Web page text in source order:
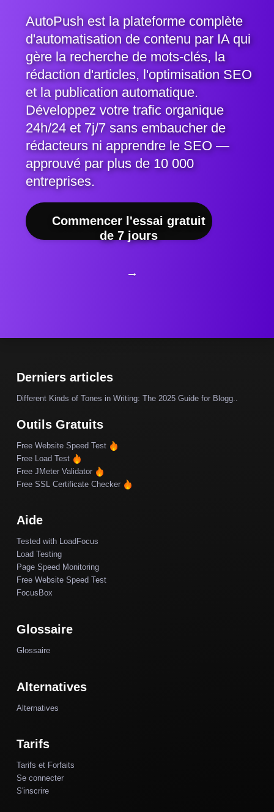
AutoPush est la plateforme complète
d'automatisation de contenu par IA qui
gère la recherche de mots-clés, la
rédaction d'articles, l'optimisation SEO
et la publication automatique.
Développez votre trafic organique
24h/24 et 7j/7 sans embaucher de
rédacteurs ni apprendre le SEO —
approuvé par plus de 10 000
entreprises.
Commencer l'essai gratuit
de 7 jours
→
Derniers articles
Different Kinds of Tones in Writing: The 2025 Guide for Blogg..
Outils Gratuits
Free Website Speed Test
Free Load Test
Free JMeter Validator
Free SSL Certificate Checker
Aide
Tested with LoadFocus
Load Testing
Page Speed Monitoring
Free Website Speed Test
FocusBox
Glossaire
Glossaire
Alternatives
Alternatives
Tarifs
Tarifs et Forfaits
Se connecter
S'inscrire